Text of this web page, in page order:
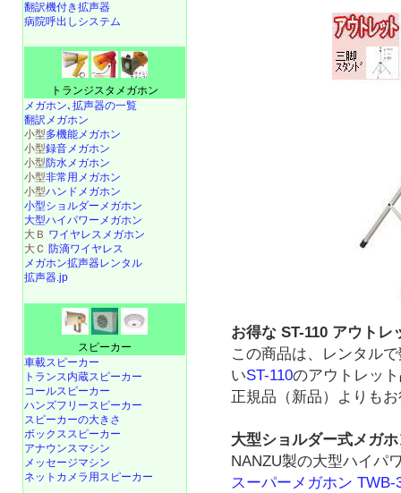
お得な ST-110 アウトレ
この商品は、レンタル
いST-110のアウトレッ
正規品（新品）よりも
大型ショルダー式メガ
NANZU製の大型ハイパ
スーパーメガホン TWB-
翻訳機付き拡声器
病院呼出しシステム
トランジスタメガホン
メガホン､拡声器の一覧
翻訳メガホン
小型多機能メガホン
小型録音メガホン
小型防水メガホン
小型非常用メガホン
小型ハンドメガホン
小型ショルダーメガホン
大型ハイパワーメガホン
大Ｂ ワイヤレスメガホン
大Ｃ 防滴ワイヤレス
メガホン拡声器レンタル
拡声器.jp
スピーカー
車載スピーカー
トランス内蔵スピーカー
コールスピーカー
ハンズフリースピーカー
スピーカーの大きさ
ボックススピーカー
アナウンスマシン
メッセージマシン
ネットカメラ用スピーカー